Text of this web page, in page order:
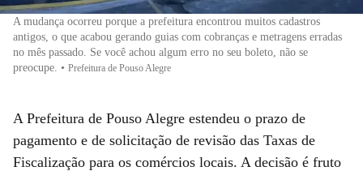
A mudança ocorreu porque a prefeitura encontrou muitos cadastros
antigos, o que acabou gerando guias com cobranças e metragens erradas
no mês passado. Se você achou algum erro no seu boleto, não se
preocupe. • Prefeitura de Pouso Alegre
A Prefeitura de Pouso Alegre estendeu o prazo de
pagamento e de solicitação de revisão das Taxas de
Fiscalização para os comércios locais. A decisão é fruto